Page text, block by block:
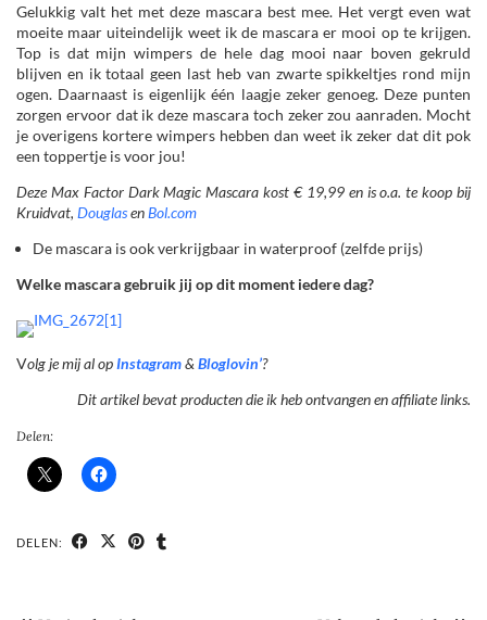
Gelukkig valt het met deze mascara best mee. Het vergt even wat
moeite maar uiteindelijk weet ik de mascara er mooi op te krijgen.
Top is dat mijn wimpers de hele dag mooi naar boven gekruld
blijven en ik totaal geen last heb van zwarte spikkeltjes rond mijn
ogen. Daarnaast is eigenlijk één laagje zeker genoeg. Deze punten
zorgen ervoor dat ik deze mascara toch zeker zou aanraden. Mocht
je overigens kortere wimpers hebben dan weet ik zeker dat dit pok
een toppertje is voor jou!
Deze Max Factor Dark Magic Mascara kost € 19,99 en is o.a. te koop bij
Kruidvat, DouglasenBol.com
De mascara is ook verkrijgbaar in waterproof (zelfde prijs)
Welke mascara gebruik jij op dit moment iedere dag?
Volg je mij al opInstagram& Bloglovin’?
Dit artikel bevat producten die ik heb ontvangen en affiliate links.
Delen:
DELEN: